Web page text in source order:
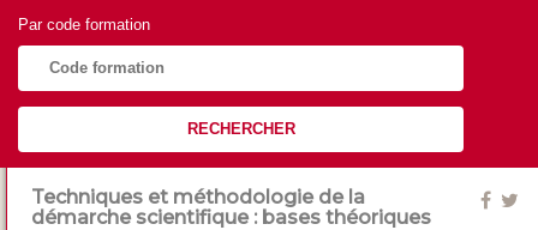
Par code formation
RECHERCHER
Techniques et méthodologie de la
démarche scientifique : bases théoriques